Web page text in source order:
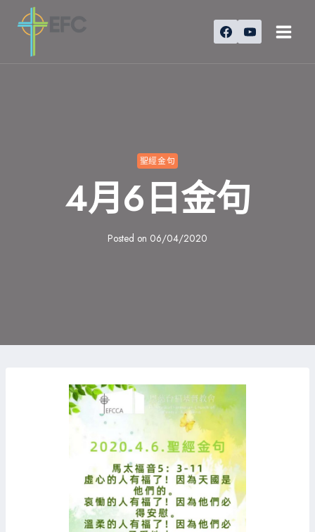
聖經金句
4月6日金句
Posted on 06/04/2020